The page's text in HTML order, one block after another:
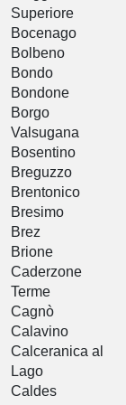
Superiore
Bocenago
Bolbeno
Bondo
Bondone
Borgo
Valsugana
Bosentino
Breguzzo
Brentonico
Bresimo
Brez
Brione
Caderzone
Terme
Cagnò
Calavino
Calceranica al
Lago
Caldes